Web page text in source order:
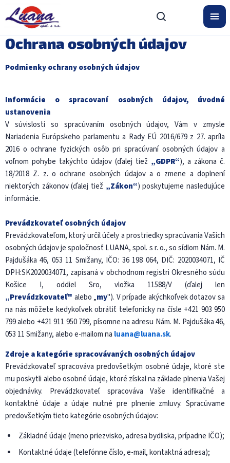
obsah
Ochrana osobných údajov
Podmienky ochrany osobných údajov
Informácie o spracovaní osobných údajov, úvodné
ustanovenia
V súvislosti so spracúvaním osobných údajov, Vám v zmysle
Nariadenia Európskeho parlamentu a Rady EÚ 2016/679 z 27. apríla
2016 o ochrane fyzických osôb pri spracúvaní osobných údajov a
voľnom pohybe takýchto údajov (ďalej tiež „GDPR“), a zákona č.
18/2018 Z. z. o ochrane osobných údajov a o zmene a doplnení
niektorých zákonov (ďalej tiež „Zákon“) poskytujeme nasledujúce
informácie.
Prevádzkovateľ osobných údajov
Prevádzkovateľom, ktorý určil účely a prostriedky spracúvania Vašich
osobných údajov je spoločnosť LUANA, spol. s r. o., so sídlom Nám. M.
Pajdušáka 46, 053 11 Smižany, IČO: 36 198 064, DIČ: 2020034071, IČ
DPH:SK2020034071, zapísaná v obchodnom registri Okresného súdu
Košice I, oddiel Sro, vložka 11588/V (ďalej len
„Prevádzkovateľ" alebo „my"). V prípade akýchkoľvek dotazov sa
na nás môžete kedykoľvek obrátiť telefonicky na čísle +421 903 950
799 alebo +421 911 950 799, písomne na adresu Nám. M. Pajdušáka 46,
053 11 Smižany, alebo e-mailom na luana@luana.sk.
Zdroje a kategórie spracovávaných osobných údajov
Prevádzkovateľ spracováva predovšetkým osobné údaje, ktoré ste
mu poskytli alebo osobné údaje, ktoré získal na základe plnenia Vašej
objednávky. Prevádzkovateľ spracováva Vaše identifikačné a
kontaktné údaje a údaje nutné pre plnenie zmluvy. Spracúvame
predovšetkým tieto kategórie osobných údajov:
Základné údaje (meno priezvisko, adresa bydliska, prípadne IČO);
Kontaktné údaje (telefónne číslo, e-mail, kontaktná adresa);